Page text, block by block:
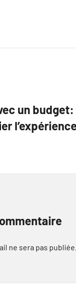
un
ne sera pas publiée.